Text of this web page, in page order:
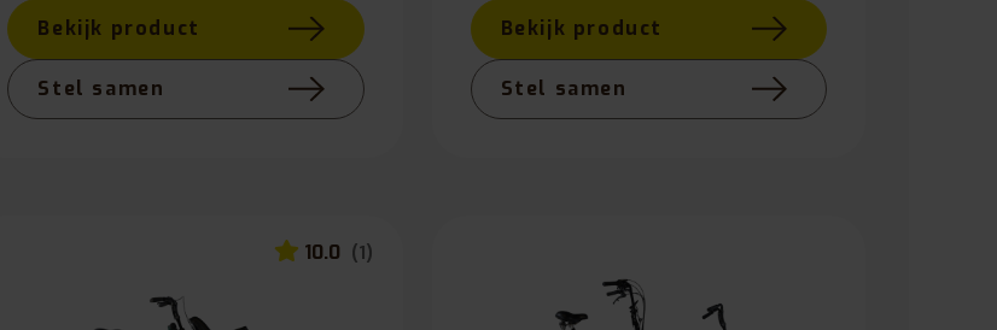
Bekijk product
Stel samen
Bekijk product
Stel samen
10.0 (1)